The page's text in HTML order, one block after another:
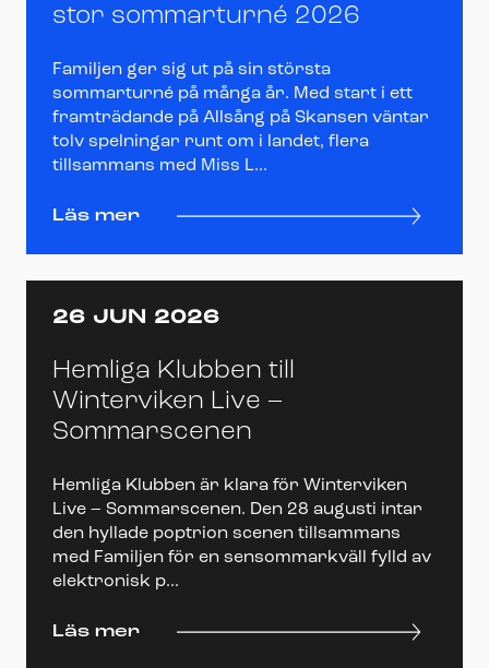
stor sommarturné 2026
Familjen ger sig ut på sin största
sommarturné på många år. Med start i ett
framträdande på Allsång på Skansen väntar
tolv spelningar runt om i landet, flera
tillsammans med Miss L...
Läs mer
26 JUN 2026
Hemliga Klubben till
Winterviken Live –
Sommarscenen
Hemliga Klubben är klara för Winterviken
Live – Sommarscenen. Den 28 augusti intar
den hyllade poptrion scenen tillsammans
med Familjen för en sensommarkväll fylld av
elektronisk p...
Läs mer